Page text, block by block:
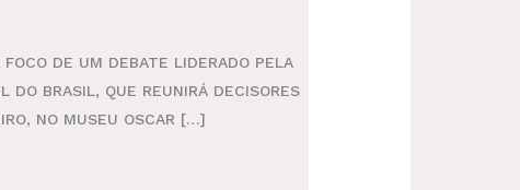
DE UM DEBATE LIDERADO PELA
DO BRASIL, QUE REUNIRÁ DECISORES
NO MUSEU OSCAR […]